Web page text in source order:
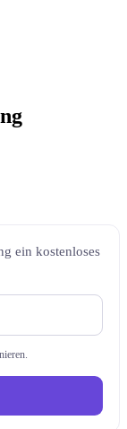
ein kostenloses